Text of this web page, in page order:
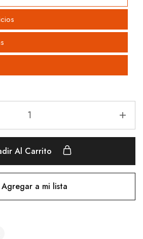
Al Carrito
Agregar a mi lista